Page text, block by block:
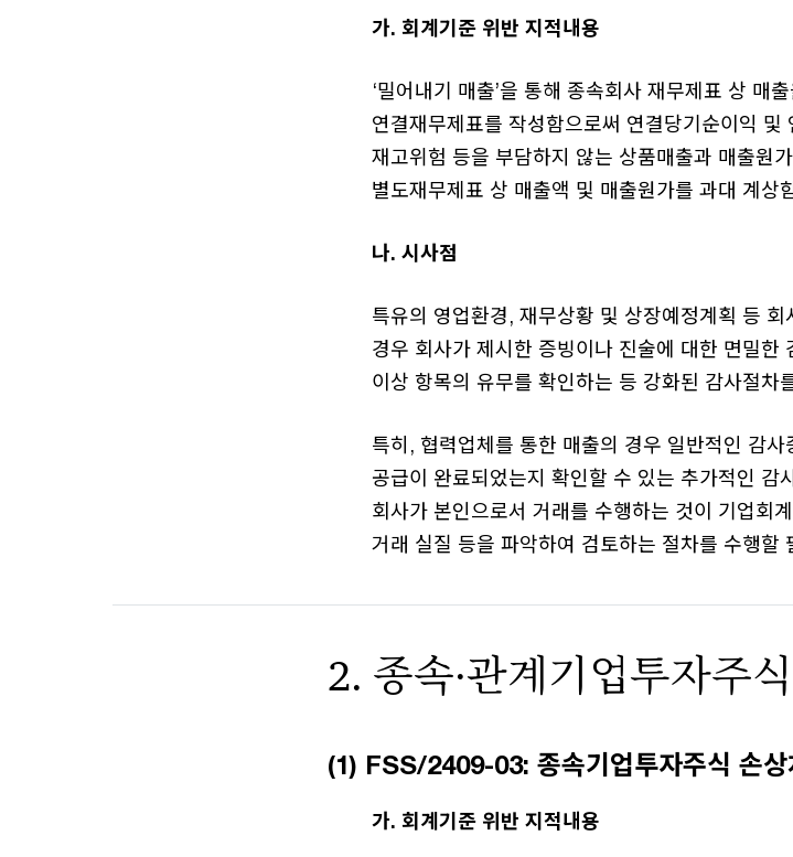
가. 회계기준 위반 지적내용
‘밀어내기 매출’을 통해 종속회사 재무제표 상 매
연결재무제표를 작성함으로써 연결당기순이익 및
재고위험 등을 부담하지 않는 상품매출과 매출원
별도재무제표 상 매출액 및 매출원가를 과대 계상
나. 시사점
특유의 영업환경, 재무상황 및 상장예정계획 등
경우 회사가 제시한 증빙이나 진술에 대한 면밀한
이상 항목의 유무를 확인하는 등 강화된 감사절차
특히, 협력업체를 통한 매출의 경우 일반적인 감
공급이 완료되었는지 확인할 수 있는 추가적인 감
회사가 본인으로서 거래를 수행하는 것이 기업회
거래 실질 등을 파악하여 검토하는 절차를 수행할
2. 종속·관계기업투자주식
(1) FSS/2409-03: 종속기업투자주식 손상
가. 회계기준 위반 지적내용